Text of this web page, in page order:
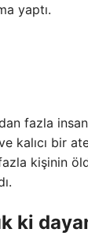
yaptı.
fazla
kalıcı bir
fazla kişinin
ki